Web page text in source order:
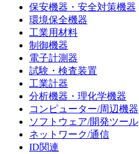
保安機器・安全対策機器
環境保全機器
工業用材料
制御機器
電子計測器
試験・検査装置
工業計器
分析機器・理化学機器
コンピューター/周辺機器
ソフトウェア/開発ツール
ネットワーク/通信
ID関連